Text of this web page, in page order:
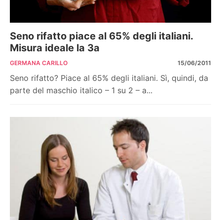
Seno rifatto piace al 65% degli italiani.
Misura ideale la 3a
GERMANA CARILLO 15/06/2011
Seno rifatto? Piace al 65% degli italiani. Sì, quindi, da
parte del maschio italico – 1 su 2 – a...